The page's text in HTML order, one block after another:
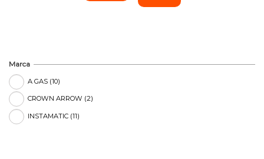
Marca
A GAS (10)
CROWN ARROW (2)
INSTAMATIC (11)